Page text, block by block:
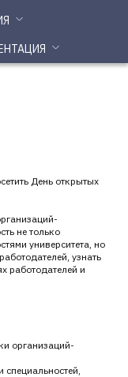
День открытых
не только
университета, но
узнать
работодателей и
организаций-
специальностей,